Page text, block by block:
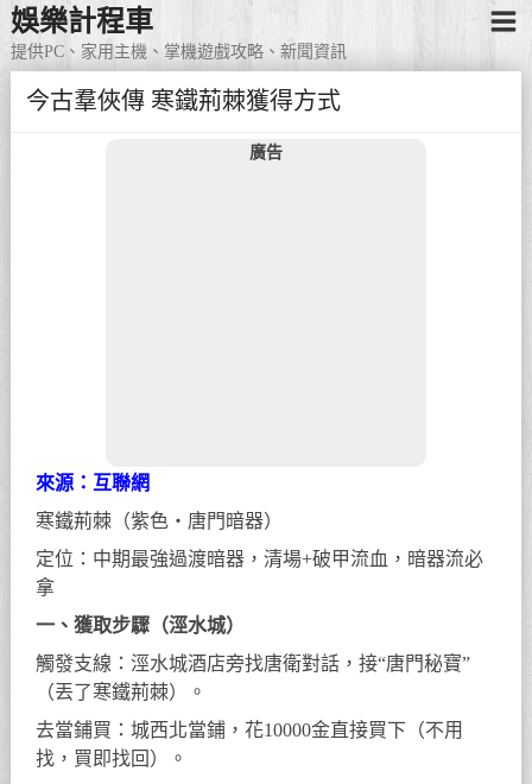
娛樂計程車
提供PC、家用主機、掌機遊戲攻略、新聞資訊
今古羣俠傳 寒鐵荊棘獲得方式
廣告
來源：互聯網
寒鐵荊棘（紫色・唐門暗器）
定位：中期最強過渡暗器，清場+破甲流血，暗器流必
拿
一、獲取步驟（涇水城）
觸發支線：涇水城酒店旁找唐衛對話，接“唐門秘寶”
（丟了寒鐵荊棘）。
去當鋪買：城西北當鋪，花10000金直接買下（不用
找，買即找回）。